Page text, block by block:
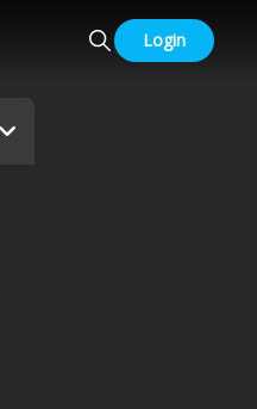
Login